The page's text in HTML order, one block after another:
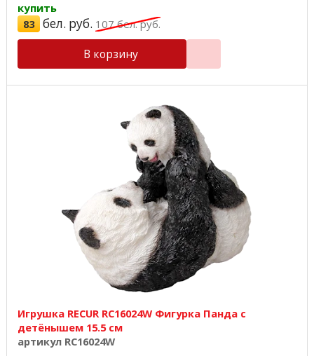
купить
83 бел. руб. 107бел. руб.
В корзину
Игрушка RECUR RC16024W Фигурка Панда с
детёнышем 15.5 см
артикул RC16024W